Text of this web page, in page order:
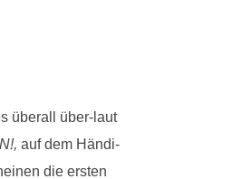
überall über-laut
auf dem Händi-
die ersten